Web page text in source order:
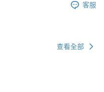
客服
查看全部